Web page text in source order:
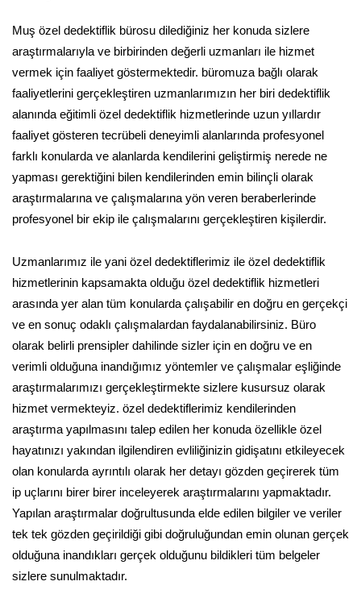
Muş özel dedektiflik bürosu dilediğiniz her konuda sizlere
araştırmalarıyla ve birbirinden değerli uzmanları ile hizmet
vermek için faaliyet göstermektedir. büromuza bağlı olarak
faaliyetlerini gerçekleştiren uzmanlarımızın her biri dedektiflik
alanında eğitimli özel dedektiflik hizmetlerinde uzun yıllardır
faaliyet gösteren tecrübeli deneyimli alanlarında profesyonel
farklı konularda ve alanlarda kendilerini geliştirmiş nerede ne
yapması gerektiğini bilen kendilerinden emin bilinçli olarak
araştırmalarına ve çalışmalarına yön veren beraberlerinde
profesyonel bir ekip ile çalışmalarını gerçekleştiren kişilerdir.
Uzmanlarımız ile yani özel dedektiflerimiz ile özel dedektiflik
hizmetlerinin kapsamakta olduğu özel dedektiflik hizmetleri
arasında yer alan tüm konularda çalışabilir en doğru en gerçekçi
ve en sonuç odaklı çalışmalardan faydalanabilirsiniz. Büro
olarak belirli prensipler dahilinde sizler için en doğru ve en
verimli olduğuna inandığımız yöntemler ve çalışmalar eşliğinde
araştırmalarımızı gerçekleştirmekte sizlere kusursuz olarak
hizmet vermekteyiz. özel dedektiflerimiz kendilerinden
araştırma yapılmasını talep edilen her konuda özellikle özel
hayatınızı yakından ilgilendiren evliliğinizin gidişatını etkileyecek
olan konularda ayrıntılı olarak her detayı gözden geçirerek tüm
ip uçlarını birer birer inceleyerek araştırmalarını yapmaktadır.
Yapılan araştırmalar doğrultusunda elde edilen bilgiler ve veriler
tek tek gözden geçirildiği gibi doğruluğundan emin olunan gerçek
olduğuna inandıkları gerçek olduğunu bildikleri tüm belgeler
sizlere sunulmaktadır.